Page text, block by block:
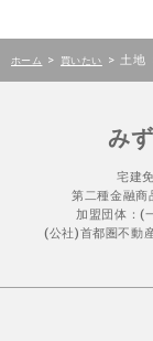
ホーム > 買いたい > 土地
み
宅建
第二種金融商
加盟団体：(
(公社)首都圏不動